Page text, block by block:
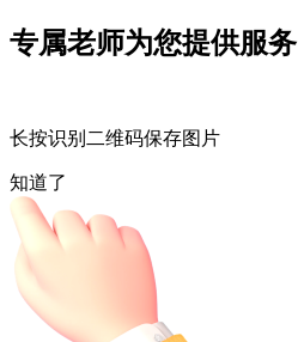
专属老师为您提供服务
长按识别二维码保存图片
知道了